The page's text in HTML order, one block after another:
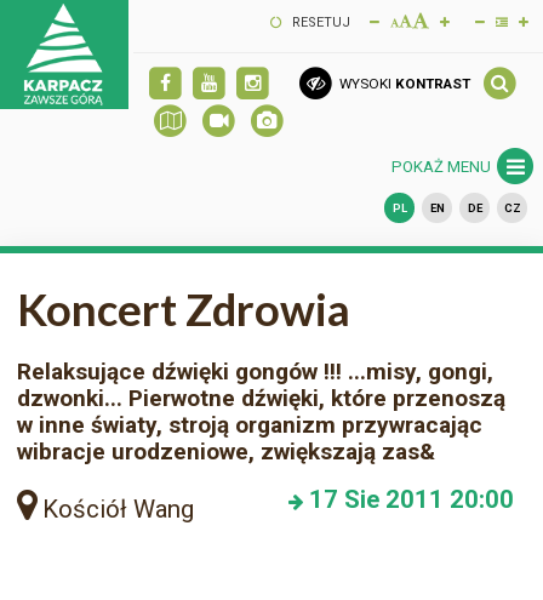
RESETUJ
WYSOKI KONTRAST
POKAŻ MENU
PL EN DE CZ
Koncert Zdrowia
Relaksujące dźwięki gongów !!! ...misy, gongi,
dzwonki... Pierwotne dźwięki, które przenoszą
w inne światy, stroją organizm przywracając
wibracje urodzeniowe, zwiększają zas&
Kościół Wang 17 Sie 2011 20:00